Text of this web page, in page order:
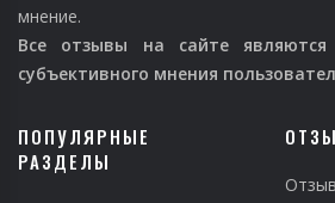
мнение.
Все отзывы на сайте
субъективного мнения
ПОПУЛЯРНЫЕ
РАЗДЕЛЫ